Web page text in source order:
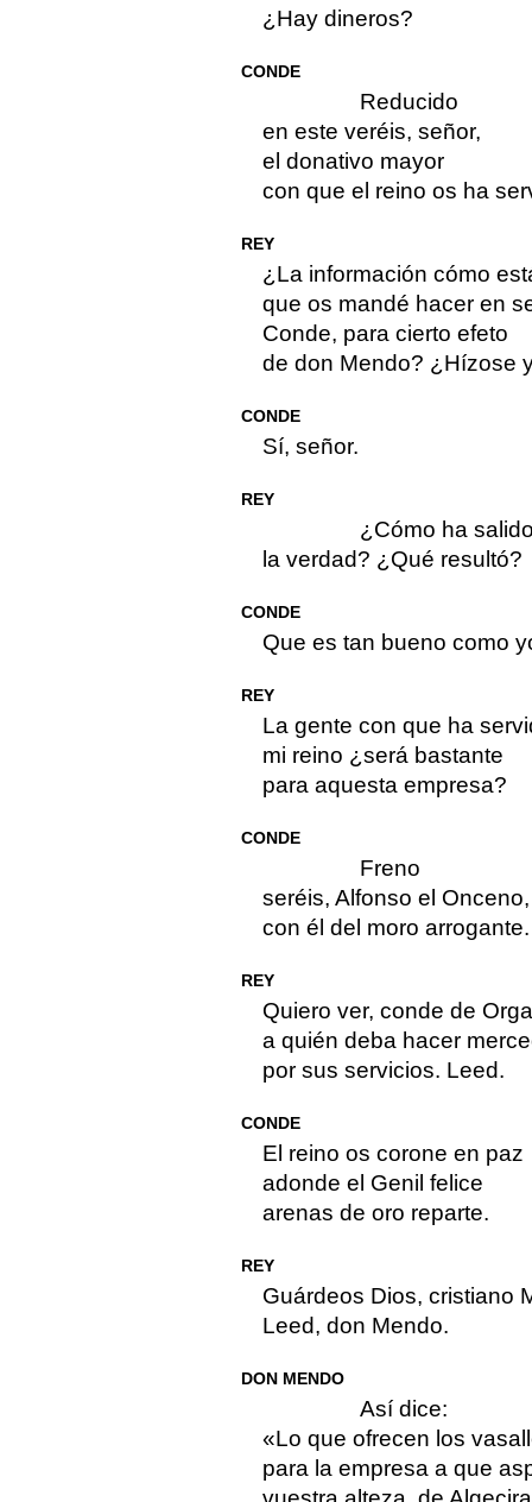
¿Hay dineros?
CONDE
Reducido
en este veréis, señor,
el donativo mayor
con que el reino os ha
REY
¿La información cómo
que os mandé hacer en
Conde, para cierto efeto
de don Mendo? ¿Hízose
CONDE
Sí, señor.
REY
¿Cómo ha
la verdad? ¿Qué resultó?
CONDE
Que es tan bueno como
REY
La gente con que ha
mi reino ¿será bastante
para aquesta empresa?
CONDE
Freno
seréis, Alfonso el Onceno,
con él del moro arrogante.
REY
Quiero ver, conde de
a quién deba hacer
por sus servicios. Leed.
CONDE
El reino os corone en paz
adonde el Genil felice
arenas de oro reparte.
REY
Guárdeos Dios, cristiano
Leed, don Mendo.
DON MENDO
Así dice:
«Lo que ofrecen los
para la empresa a que